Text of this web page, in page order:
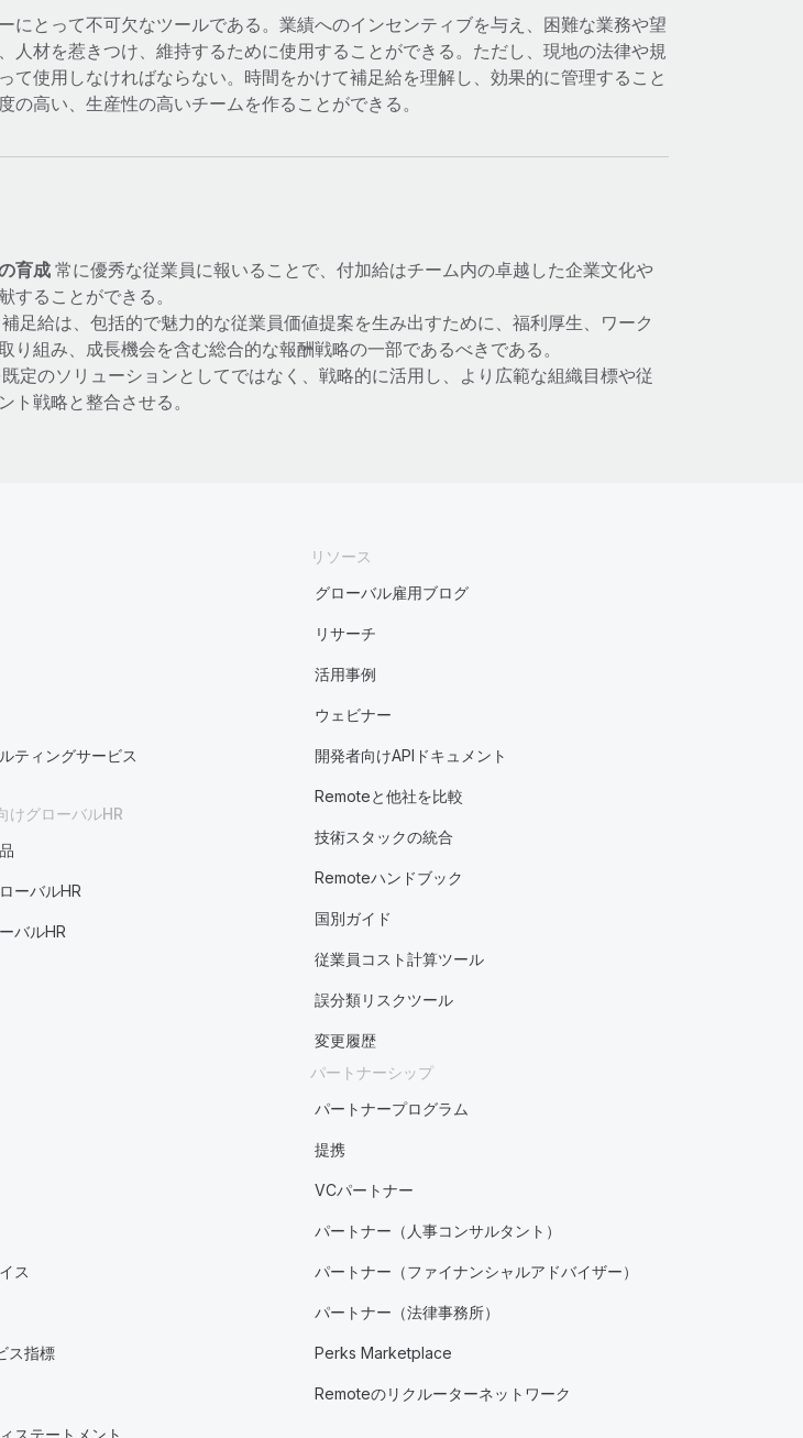
にとって不可欠なツールである。業績へのインセンティブを与え、困難な業務や望
人材を惹きつけ、維持するために使用することができる。ただし、現地の法律や規
て使用しなければならない。時間をかけて補足給を理解し、効果的に管理すること
の高い、生産性の高いチームを作ることができる。
育成 常に優秀な従業員に報いることで、付加給はチーム内の卓越した企業文化や
することができる。
補足給は、包括的で魅力的な従業員価値提案を生み出すために、福利厚生、ワーク
り組み、成長機会を含む総合的な報酬戦略の一部であるべきである。
定のソリューションとしてではなく、戦略的に活用し、より広範な組織目標や従
ト戦略と整合させる。
ティングサービス
けグローバルHR
ーバルHR
バルHR
リソース
グローバル雇用ブログ
リサーチ
活用事例
ウェビナー
開発者向けAPIドキュメント
Remoteと他社を比較
技術スタックの統合
Remoteハンドブック
国別ガイド
従業員コスト計算ツール
誤分類リスクツール
変更履歴
ス
ス指標
ステートメント
パートナーシップ
パートナープログラム
提携
VCパートナー
パートナー（人事コンサルタント）
パートナー（ファイナンシャルアドバイザー）
パートナー（法律事務所）
Perks Marketplace
Remoteのリクルーターネットワーク